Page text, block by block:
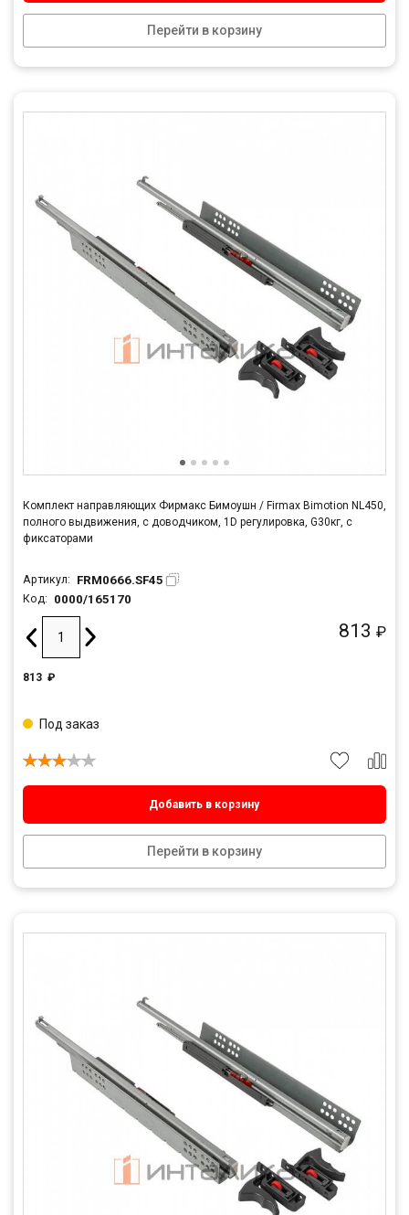
Перейти в корзину
Комплект направляющих Фирмакс Бимоушн / Firmax Bimotion NL450,
полного выдвижения, c доводчиком, 1D регулировка, G30кг, с
фиксаторами
Артикул: FRM0666.SF45
Код: 0000/165170
813 ₽
813 ₽
Добавить в корзину
Перейти в корзину
Под заказ